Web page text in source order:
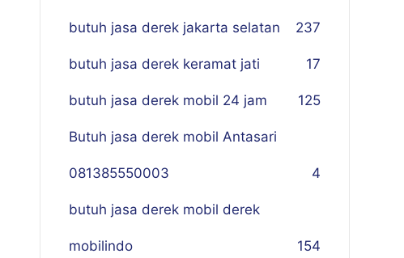
butuh jasa derek jakarta selatan 237
butuh jasa derek keramat jati 17
butuh jasa derek mobil 24 jam 125
Butuh jasa derek mobil Antasari
081385550003 4
butuh jasa derek mobil derek
mobilindo 154